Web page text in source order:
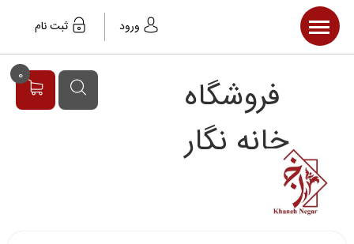
صفحه اصلی
محصولات
ورود ثبت نام
فروشگاه
خانه نگار
0